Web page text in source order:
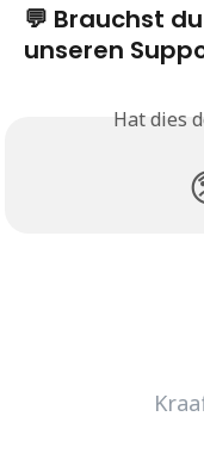
💬 Brauchst
unseren
Hat dies